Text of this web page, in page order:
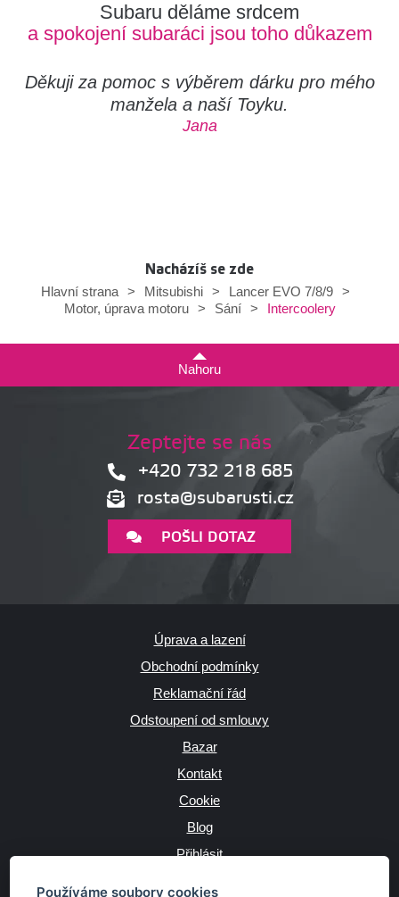
Používáme soubory cookies
Subaru děláme srdcem
a spokojení subaráci jsou toho důkazem
Děkuji za pomoc s výběrem dárku pro mého
manžela a naší Toyku.
Jana
Nacházíš se zde
Hlavní strana
> Mitsubishi > Lancer EVO 7/8/9
>
Motor, úprava motoru
> Sání > Intercoolery
Nahoru
Zeptejte se nás
+420 732 218 685
rosta@subarusti.cz
POŠLI DOTAZ
Úprava a lazení
Obchodní podmínky
Reklamační řád
Odstoupení od smlouvy
Bazar
Kontakt
Cookie
Blog
Přihlásit